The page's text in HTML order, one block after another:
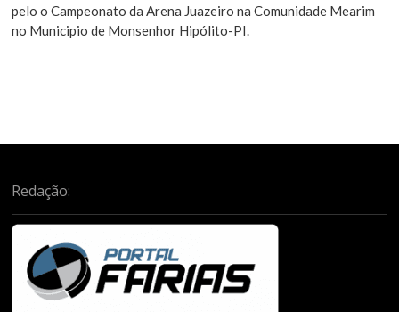
pelo o Campeonato da Arena Juazeiro na Comunidade Mearim
no Municipio de Monsenhor Hipólito-PI.
Redação: